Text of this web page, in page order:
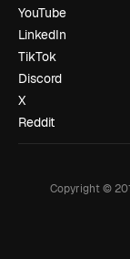
YouTube
LinkedIn
TikTok
Discord
X
Reddit
Copyright ©